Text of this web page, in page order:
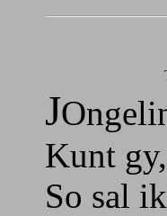
J
Kunt
So sal